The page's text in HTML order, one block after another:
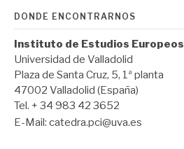
DÓNDE ENCONTRARNOS
Instituto de Estudios Europeos
Universidad de Valladolid
Plaza de Santa Cruz, 5, 1ª planta
47002 Valladolid (España)
Tel. + 34 983 42 3652
E-Mail: catedra.pci@uva.es